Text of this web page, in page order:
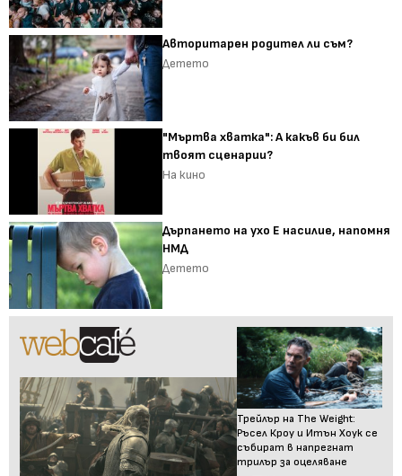
Авторитарен родител ли съм?
Детето
"Мъртва хватка": А какъв би бил
твоят сценарии?
На кино
Дърпането на ухо Е насилие, напомня
НМД
Детето
Трейлър на The Weight:
Ръсел Кроу и Итън Хоук се
събират в напрегнат
трилър за оцеляване